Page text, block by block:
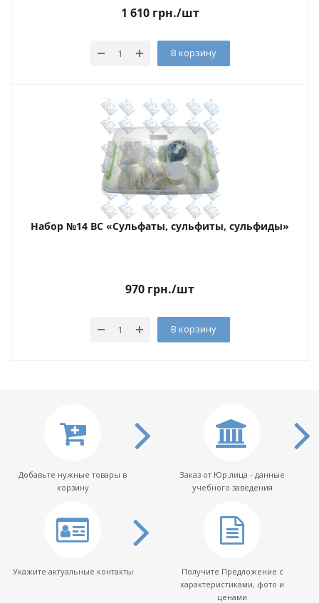
1 610грн./шт
В корзину
Набор №14 ВС «Сульфаты, сульфиты, сульфиды»
970 грн./шт
В корзину
Добавьте нужные товары в
корзину
Заказ от Юр.лица - данные
учебного заведения
Укажите актуальные контакты
Получите Предложение с
характеристиками, фото и
ценами